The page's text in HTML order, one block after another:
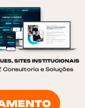
,SITES INSTITUCIONAIS
Consultoria e Soluções